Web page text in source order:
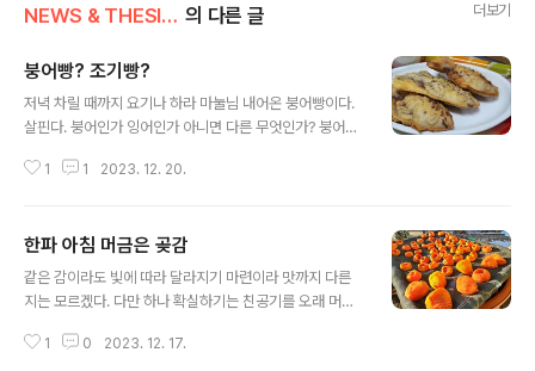
NEWS & THESIS/Photo News 의 다른 글 더보기
붕어빵? 조기빵?
저녁 차릴 때까지 요기나 하라 마눌님 내어온 붕어빵이다.
살핀다. 붕어인가 잉어인가 아니면 다른 무엇인가? 붕어가
기가 된다. 아무리 따져도 조기 같다. 거푸집이 좀 오래되니
1 1 2023. 12. 20.
한파 아침 머금은 곶감
같은 감이라도 빛에 따라 달라지기 마련이라 맛까지 다른
지는 모르겠다. 다만 하나 확실하기는 친공기를 오래 머금
1 0 2023. 12. 17.